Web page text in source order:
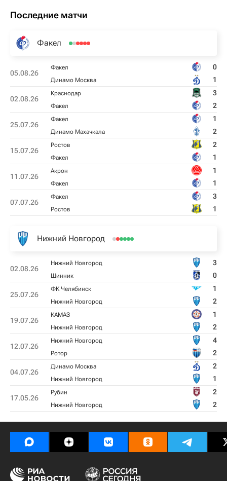
Последние матчи
Факел
05.08.26
Факел 0
Динамо Москва 1
02.08.26
Краснодар 3
Факел 2
25.07.26
Факел 1
Динамо Махачкала 2
15.07.26
Ростов 2
Факел 1
11.07.26
Акрон 1
Факел 1
07.07.26
Факел 3
Ростов 1
Нижний Новгород
02.08.26
Нижний Новгород 3
Шинник 0
25.07.26
ФK Челябинск 1
Нижний Новгород 2
19.07.26
КАМАЗ 1
Нижний Новгород 2
12.07.26
Нижний Новгород 4
Ротор 2
04.07.26
Динамо Москва 2
Нижний Новгород 1
17.05.26
Рубин 2
Нижний Новгород 2